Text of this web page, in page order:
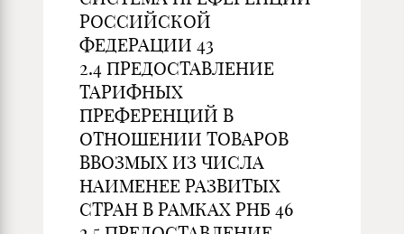
РОССИЙСКОЙ
ФЕДЕРАЦИИ 43
2.4 ПРЕДОСТАВЛЕНИЕ
ТАРИФНЫХ
ПРЕФЕРЕНЦИЙ В
ОТНОШЕНИИ ТОВАРОВ
ВВОЗМЫХ ИЗ ЧИСЛА
НАИМЕНЕЕ РАЗВИТЫХ
СТРАН В РАМКАХ РНБ 46